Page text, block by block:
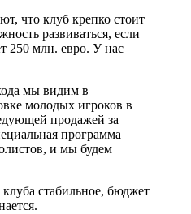
что клуб крепко стоит
развиваться, если
250 млн. евро. У нас
мы видим в
молодых игроков в
продажей за
программа
и мы будем
стабильное, бюджет